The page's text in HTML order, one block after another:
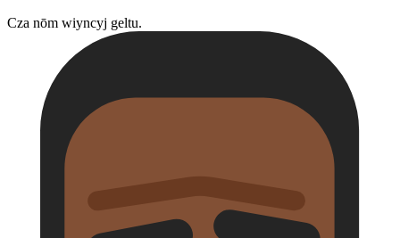
Cza nōm wiyncyj geltu.